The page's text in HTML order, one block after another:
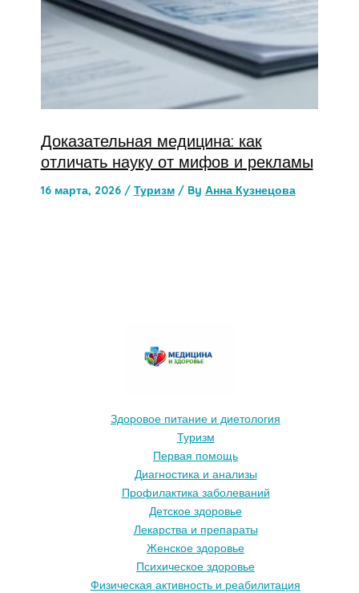
Доказательная медицина: как
отличать науку от мифов и рекламы
16 марта, 2026 / Туризм/ By Анна Кузнецова
Здоровое питание и диетология
Туризм
Первая помощь
Диагностика и анализы
Профилактика заболеваний
Детское здоровье
Лекарства и препараты
Женское здоровье
Психическое здоровье
Физическая активность и реабилитация